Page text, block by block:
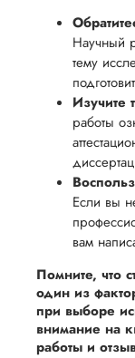
Научный
тему
Изучите
работы
Если вы
вам
Помните, что
один из
при выборе
внимание на
работы и